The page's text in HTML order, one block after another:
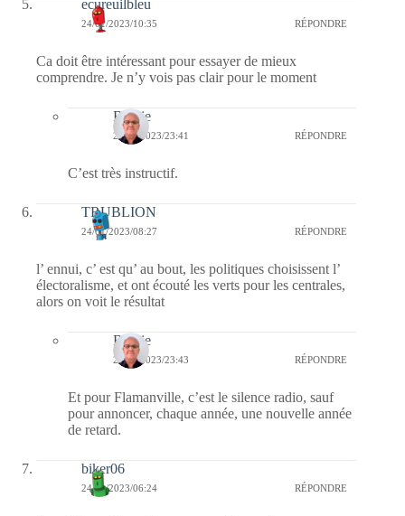
ecureuilbleu
24/01/2023/10:35 RÉPONDRE
Ca doit être intéressant pour essayer de mieux
comprendre. Je n’y vois pas clair pour le moment
Bernie
24/01/2023/23:41 RÉPONDRE
C’est très instructif.
TRUBLION
24/01/2023/08:27 RÉPONDRE
l’ ennui, c’ est qu’ au bout, les politiques choisissent l’
électoralisme, et ont écouté les verts pour les centrales,
alors on voit le résultat
Bernie
24/01/2023/23:43 RÉPONDRE
Et pour Flamanville, c’est le silence radio, sauf
pour annoncer, chaque année, une nouvelle année
de retard.
biker06
24/01/2023/06:24 RÉPONDRE